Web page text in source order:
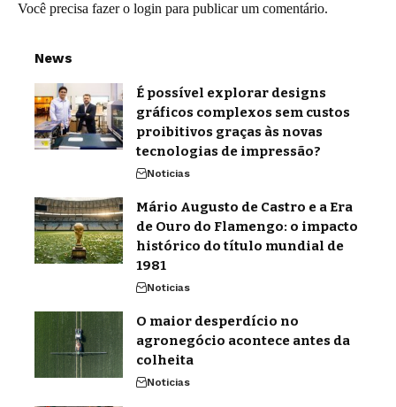
Você precisa fazer o login para publicar um comentário.
News
É possível explorar designs
gráficos complexos sem custos
proibitivos graças às novas
tecnologias de impressão?
Noticias
Mário Augusto de Castro e a Era
de Ouro do Flamengo: o impacto
histórico do título mundial de
1981
Noticias
O maior desperdício no
agronegócio acontece antes da
colheita
Noticias